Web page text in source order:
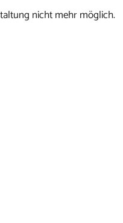
nicht mehr möglich.